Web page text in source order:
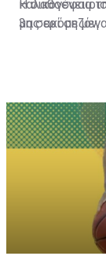
3η σερί σεζόν.
Η οικογένεια
μας ακόμη